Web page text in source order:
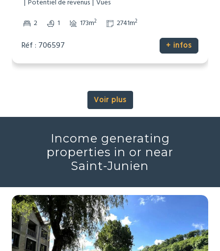
Potentiel de revenus Vues
2
1 173m2 2741m2
Réf : 706597 + infos
Voir plus
Income generating
properties in or near
Saint-Junien